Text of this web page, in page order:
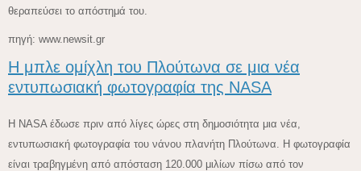
θεραπεύσει το απόστημά του.
πηγή: www.newsit.gr
Η μπλε ομίχλη του Πλούτωνα σε μια νέα
εντυπωσιακή φωτογραφία της NASA
Η NASA έδωσε πριν από λίγες ώρες στη δημοσιότητα μια νέα,
εντυπωσιακή φωτογραφία του νάνου πλανήτη Πλούτωνα. Η φωτογραφία
είναι τραβηγμένη από απόσταση 120.000 μιλίων πίσω από τον